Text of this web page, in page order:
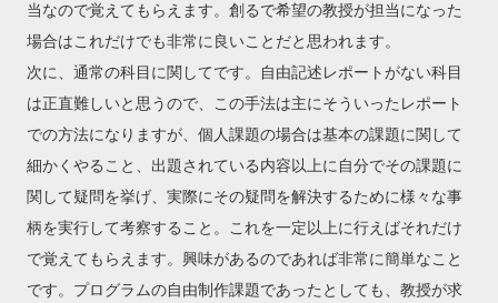
当なので覚えてもらえます。創るで希望の教授が担当になった
場合はこれだけでも非常に良いことだと思われます。
次に、通常の科目に関してです。自由記述レポートがない科目
は正直難しいと思うので、この手法は主にそういったレポート
での方法になりますが、個人課題の場合は基本の課題に関して
細かくやること、出題されている内容以上に自分でその課題に
関して疑問を挙げ、実際にその疑問を解決するために様々な事
柄を実行して考察すること。これを一定以上に行えばそれだけ
で覚えてもらえます。興味があるのであれば非常に簡単なこと
です。プログラムの自由制作課題であったとしても、教授が求